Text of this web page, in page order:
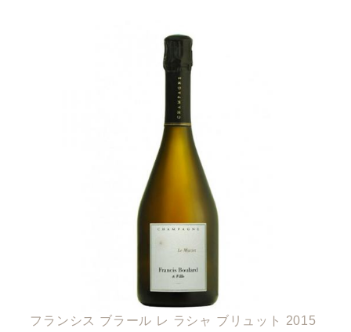
フランシス ブラール レ ラシャ ブリュット 2015